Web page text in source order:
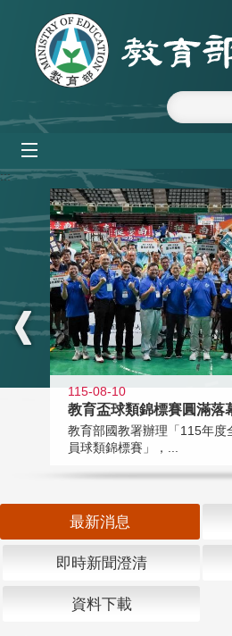
跳到主要內容區塊
:::
115-08-10
教育盃球類錦標賽圓滿落
教育部國教署辦理「115年度
員球類錦標賽」，...
最新消息
即時新聞澄清
資料下載